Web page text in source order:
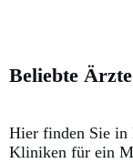
Beliebte
Hier finden Sie in
Kliniken für ein